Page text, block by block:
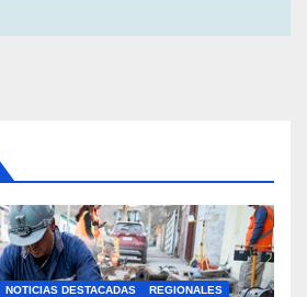
NOTICIAS DESTACADAS REGIONALES